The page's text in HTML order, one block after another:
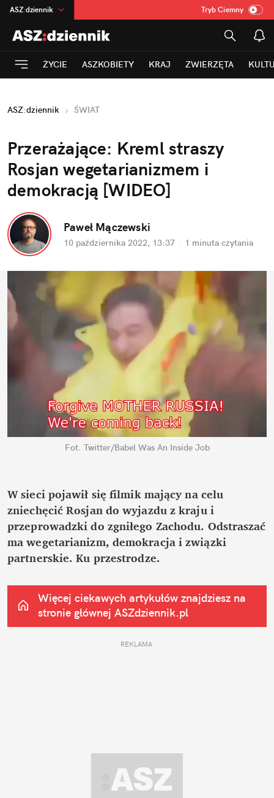
ASZ:dziennik
na:Temat
INN:Poland
mama
Rozrywka
Tryb Ciemny
ŻYCIE ASZKOBIETY KRAJ ZWIERZĘTA
ASZ:dziennik ŚWIAT
Przerażające: Kreml straszy
Rosjan wegetarianizmem i
demokracją [WIDEO]
Paweł Mączewski
10 października 2022, 13:37 · 1 minuta czytania
Fot. Twitter/Babel Was An Inside Job
W sieci pojawił się filmik mający na celu
zniechęcić Rosjan do wyjazdu z kraju i
przeprowadzki do zgniłego Zachodu. Odstraszać
ma wegetarianizm, demokracja i związki
partnerskie. Ku przestrodze.
Więcej ciekawych artykułów znajdziesz na
stronie głównej ASZdziennik.pl
REKLAMA